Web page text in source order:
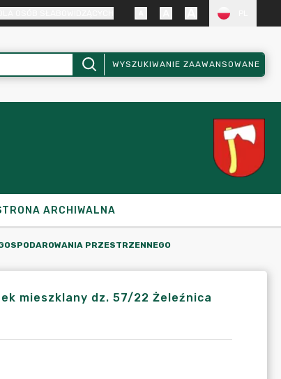
WYSZUKIWANIE ZAAWANSOWANE
ARCHIWALNA
PRZESTRZENNEGO
mieszklany dz. 57/22 Żeleźnica